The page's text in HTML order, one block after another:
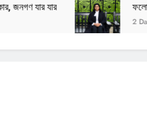
ফলোআপ নিউজের প্রাথমিক
2 Days Ago